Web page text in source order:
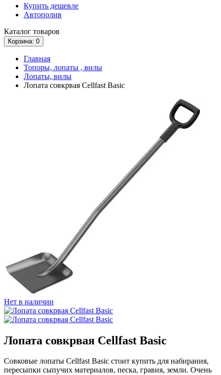
Купить дешевле
Автополив
Каталог товаров
Корзина: 0
Главная
Топоры, лопаты , вилы
Лопаты, вилы
Лопата совкрвая Cellfast Basic
Нет в наличии
Лопата совкрвая Cellfast Basic
Совковые лопаты Cellfast Basic стоит купить для набирания,
пересыпки сыпучих материалов, песка, гравия, земли. Очень